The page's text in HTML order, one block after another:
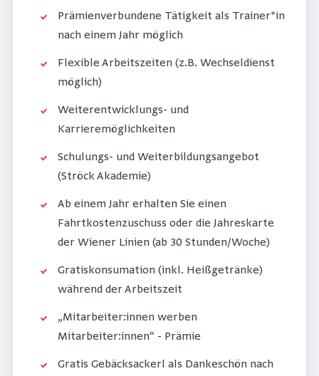
Prämienverbundene Tätigkeit als Trainer*in
nach einem Jahr möglich
Flexible Arbeitszeiten (z.B. Wechseldienst
möglich)
Weiterentwicklungs- und
Karrieremöglichkeiten
Schulungs- und Weiterbildungsangebot
(Ströck Akademie)
Ab einem Jahr erhalten Sie einen
Fahrtkostenzuschuss oder die Jahreskarte
der Wiener Linien (ab 30 Stunden/Woche)
Gratiskonsumation (inkl. Heißgetränke)
während der Arbeitszeit
„Mitarbeiter:innen werben
Mitarbeiter:innen“ - Prämie
Gratis Gebäcksackerl als Dankeschön nach